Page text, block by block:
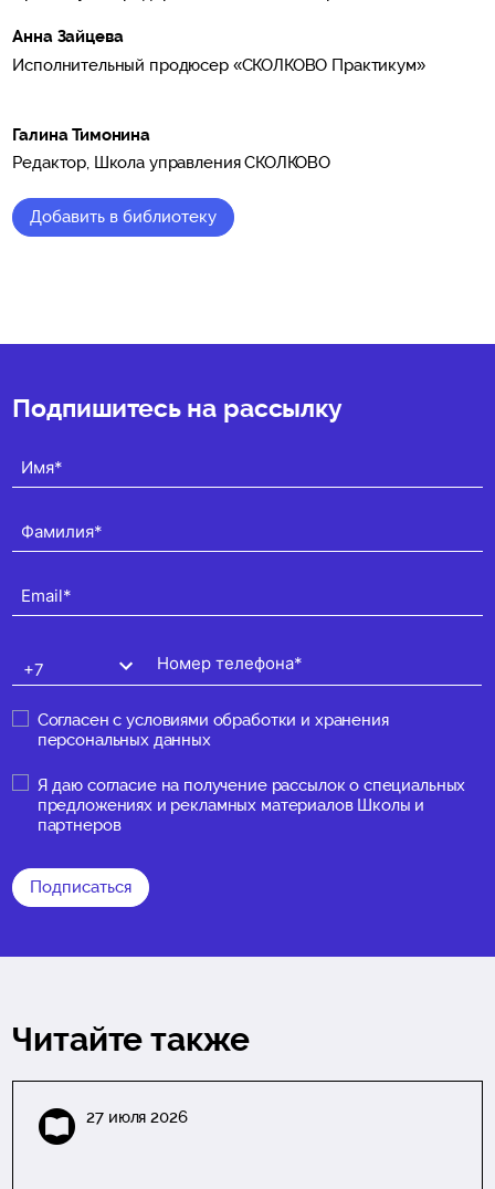
Анна Зайцева
Исполнительный продюсер «СКОЛКОВО Практикум»
Галина Тимонина
Редактор, Школа управления СКОЛКОВО
Добавить в библиотеку
Подпишитесь на рассылку
Согласен сусловиями обработки и хранения
персональных данных
Я даю согласие на получение рассылок о специальных
предложениях и рекламных материалов Школы и
партнеров
Подписаться
Читайте также
27 июля 2026